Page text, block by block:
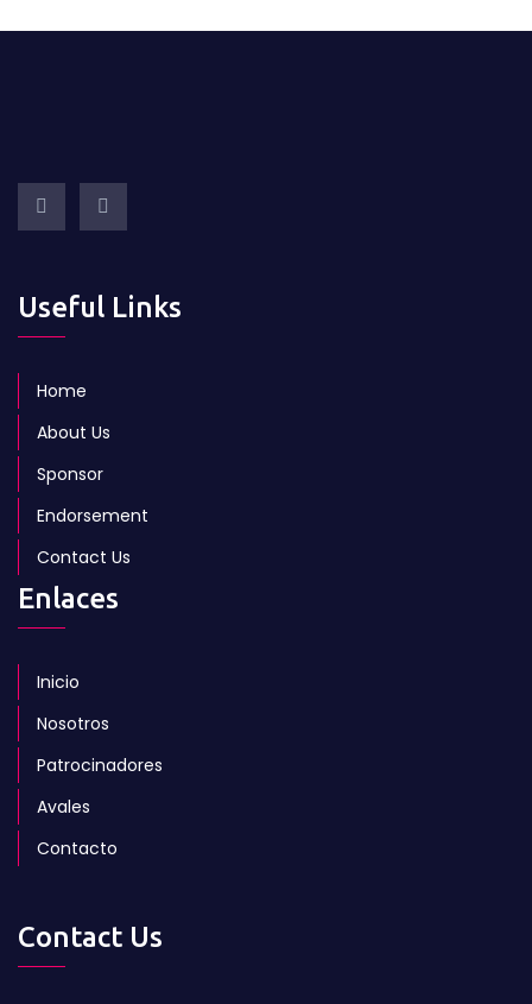
Useful Links
Home
About Us
Sponsor
Endorsement
Contact Us
Enlaces
Inicio
Nosotros
Patrocinadores
Avales
Contacto
Contact Us